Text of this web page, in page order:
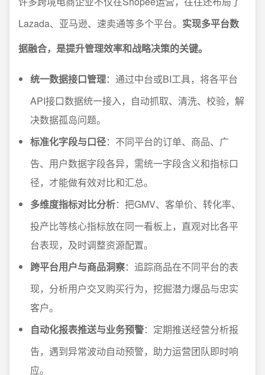
Lazada、亚马逊、速卖通等多个平台。 实现多平台数
据融合，是提升管理效率和战略决策的关键。
统一数据接口管理：通过中台或BI工具，将各平台
API接口数据统一接入，自动抓取、清洗、校验，解
决数据孤岛问题。
标准化字段与口径：不同平台的订单、商品、广
告、用户数据字段各异，需统一字段含义和指标口
径，才能做有效对比和汇总。
多维度指标对比分析：把GMV、客单价、转化率、
投产比等核心指标放在同一看板上，直观对比各平
台表现，及时调整资源配置。
跨平台用户与商品洞察：追踪商品在不同平台的表
现，分析用户交叉购买行为，挖掘潜力爆品与忠实
客户。
自动化报表推送与业务预警：定期推送经营分析报
告，遇到异常波动自动预警，助力运营团队即时响
应。